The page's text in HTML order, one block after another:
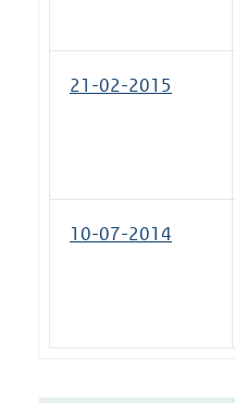
21-02-2015
10-07-2014